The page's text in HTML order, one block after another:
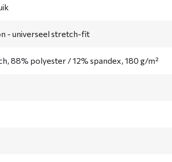
- universeel stretch-fit
88% polyester / 12% spandex, 180 g/m²